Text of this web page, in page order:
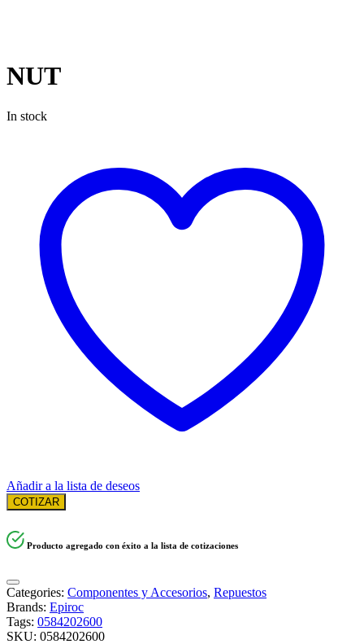
NUT
In stock
Añadir a la lista de deseos
COTIZAR
Producto agregado con éxito a la lista de cotizaciones
Categories: Componentes y Accesorios, Repuestos
Brands: Epiroc
Tags: 0584202600
SKU: 0584202600